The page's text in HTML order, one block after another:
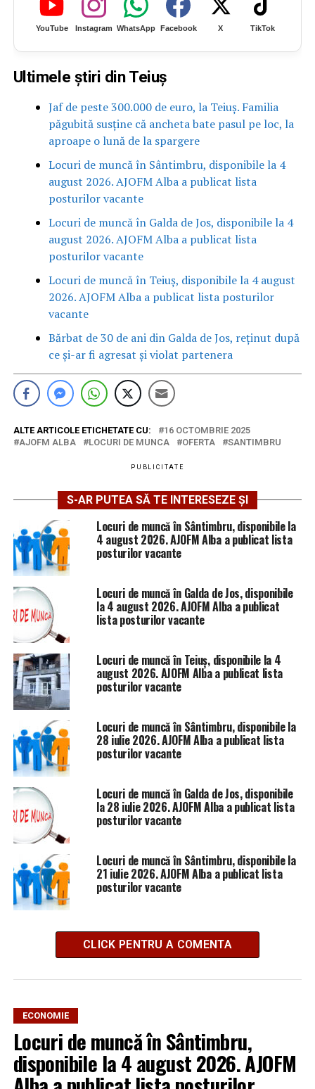
YouTube Instagram WhatsApp Facebook X TikTok
Ultimele știri din Teiuș
Jaf de peste 300.000 de euro, la Teiuș. Familia
păgubită susține că ancheta bate pasul pe loc, la
aproape o lună de la spargere
Locuri de muncă în Sântimbru, disponibile la 4
august 2026. AJOFM Alba a publicat lista
posturilor vacante
Locuri de muncă în Galda de Jos, disponibile la 4
august 2026. AJOFM Alba a publicat lista
posturilor vacante
Locuri de muncă în Teiuș, disponibile la 4 august
2026. AJOFM Alba a publicat lista posturilor
vacante
Bărbat de 30 de ani din Galda de Jos, reținut după
ce și-ar fi agresat și violat partenera
ALTE ARTICOLE ETICHETATE CU:
16 OCTOMBRIE 2025
AJOFM ALBA
LOCURI DE MUNCA OFERTA SANTIMBRU
PUBLICITATE
S-AR PUTEA SĂ TE INTERESEZE ȘI
Locuri de muncă în Sântimbru, disponibile la
4 august 2026. AJOFM Alba a publicat lista
posturilor vacante
Locuri de muncă în Galda de Jos, disponibile
la 4 august 2026. AJOFM Alba a publicat
lista posturilor vacante
Locuri de muncă în Teiuș, disponibile la 4
august 2026. AJOFM Alba a publicat lista
posturilor vacante
Locuri de muncă în Sântimbru, disponibile la
28 iulie 2026. AJOFM Alba a publicat lista
posturilor vacante
Locuri de muncă în Galda de Jos, disponibile
la 28 iulie 2026. AJOFM Alba a publicat lista
posturilor vacante
Locuri de muncă în Sântimbru, disponibile la
21 iulie 2026. AJOFM Alba a publicat lista
posturilor vacante
CLICK PENTRU A COMENTA
ECONOMIE
Locuri de muncă în Sântimbru,
disponibile la 4 august 2026. AJOFM